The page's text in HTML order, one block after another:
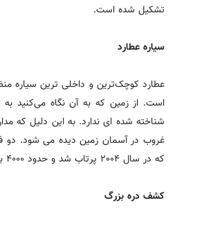
تشکیل شده است.
سیاره عطارد
عطارد کوچک‌ترین و داخلی ترین سیاره
شناخته شده ای ندارد. به این دلیل که
که در سال ۲۰۰۴ پرتاب شد و حدود ۴۰۰۰ بار در طی چهار سال به دور عطارد گشت.
کشف دره بزرگ